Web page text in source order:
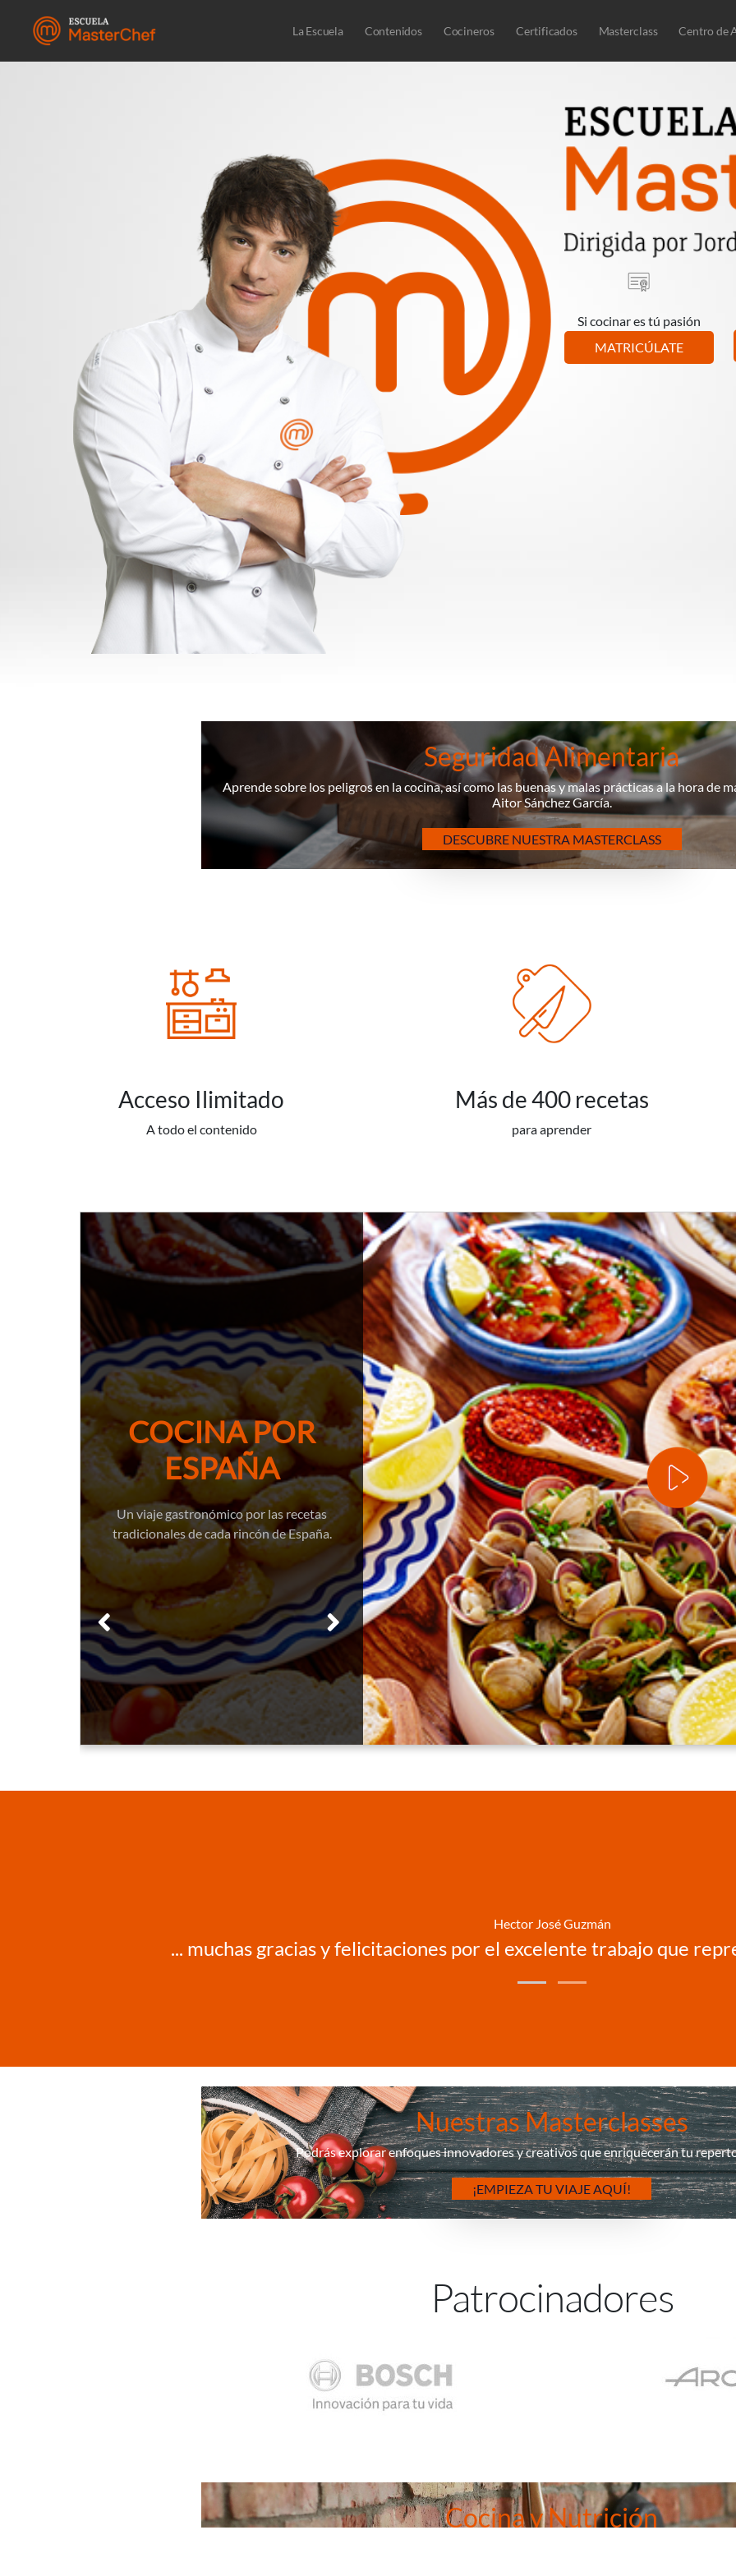
La Escuela Contenidos Cocineros Certificados Masterclass Centro de
Si cocinar es tú pasión
MATRICÚLATE
Seguridad Alimentaria
Aprende sobre los peligros en la cocina, así como las buenas y malas prácticas a la hora de
Aitor Sánchez García.
DESCUBRE NUESTRA MASTERCLASS
Acceso Ilimitado
A todo el contenido
Más de 400 recetas
para aprender
COCINA POR
ESPAÑA
Un viaje gastronómico por las recetas
tradicionales de cada rincón de España.
Hector José Guzmán
... muchas gracias y felicitaciones por el excelente trabajo que
Nuestras Masterclasses
Podrás explorar enfoques innovadores y creativos que enriquecerán tu
¡EMPIEZA TU VIAJE AQUÍ!
Patrocinadores
Cocina y Nutrición